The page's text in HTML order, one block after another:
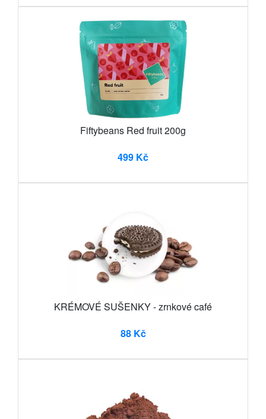
Fiftybeans Red fruit 200g
499 Kč
KRÉMOVÉ SUŠENKY - zrnkové café
88 Kč